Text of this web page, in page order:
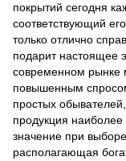
покрытий сегодня
соответствующий
только отлично
подарит настоящее
современном рынке
повышенным
простых
продукция
значение при
располагающая